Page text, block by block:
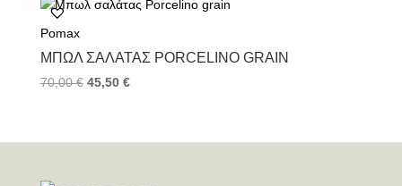
Pomax
ΜΠΩΛ ΣΑΛΆΤΑΣ PORCELINO GRAIN
70,00€ 45,50 €